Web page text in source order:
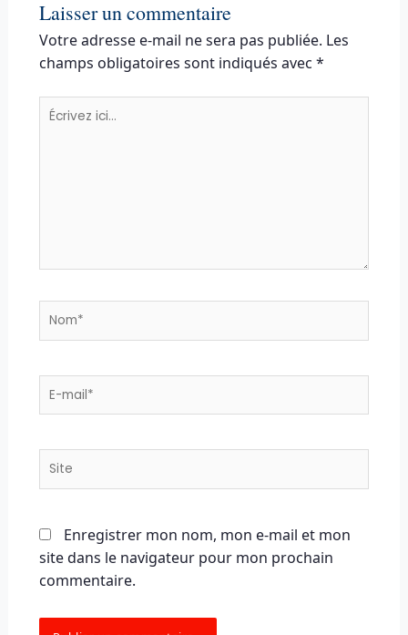
Laisser un commentaire
Votre adresse e-mail ne sera pas publiée. Les
champs obligatoires sont indiqués avec *
Écrivez
Nom*
E-
Site
Enregistrer mon nom, mon e-mail et mon
site dans le navigateur pour mon prochain
commentaire.